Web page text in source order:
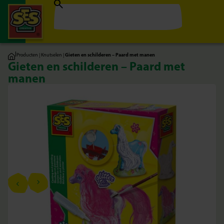
|Producten | Knutselen |Gieten en schilderen – Paard met manen
Gieten en schilderen – Paard met
manen